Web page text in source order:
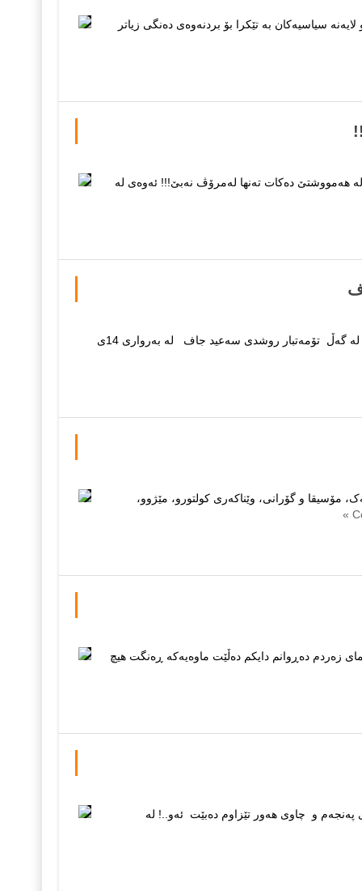
بوو کە هەمو لایەنە سیاسیەکان بە تێکرا بۆ بردنەوەی دەنگی زیاتر
ده‌كات ته‌نها له‌مرۆڤ نه‌بێ‌!!! ئه‌وه‌ی له‌
بۆ بەڕێز داواكاری گشتی لە هەرێمی كوردستان بابەت: ئەنجامدانی لێكۆڵینەوە لە گەڵ تۆمەتبار روشدی سەعید جاف لە بەرواری 14ی
و گۆرانی، وێناکەری کولتورو، مێژوو،
زه‌ردم ده‌ڕوانم دایكم ده‌ڵێت ماوه‌یه‌كه‌ ڕه‌نگت هیچ
و چاوی هه‌ور تێزاوم ده‌بێت ئه‌و..! له‌